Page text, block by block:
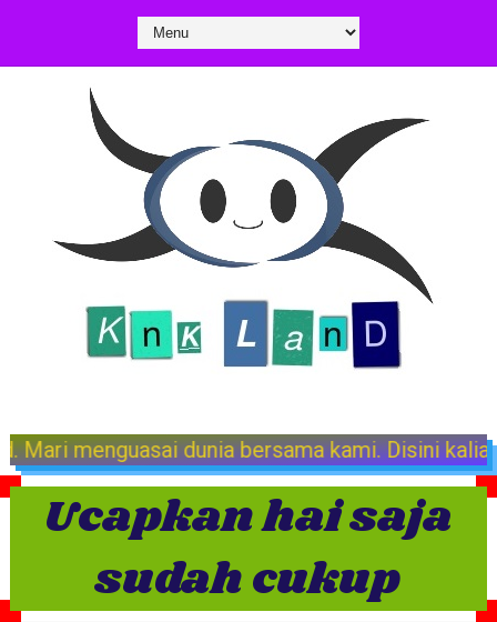
bersama kami. Disini kalian bisa
Ucapkan hai saja
sudah cukup